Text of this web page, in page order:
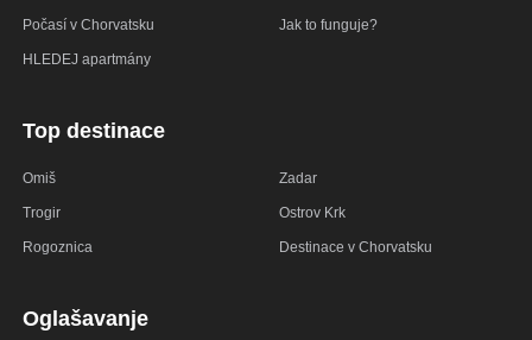
Počasí v Chorvatsku
HLEDEJ apartmány
Jak to funguje?
Top destinace
Omiš
Trogir
Rogoznica
Zadar
Ostrov Krk
Destinace v Chorvatsku
Oglašavanje